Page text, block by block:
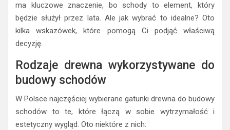
ma kluczowe znaczenie, bo schody to element, który
będzie służył przez lata. Ale jak wybrać to idealne? Oto
kilka wskazówek, które pomogą Ci podjąć właściwą
decyzję.
Rodzaje drewna wykorzystywane do
budowy schodów
W Polsce najczęściej wybierane gatunki drewna do budowy
schodów to te, które łączą w sobie wytrzymałość i
estetyczny wygląd. Oto niektóre z nich: